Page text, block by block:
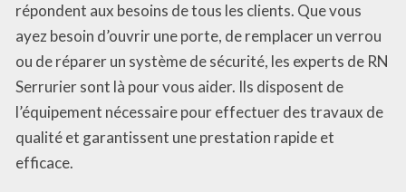
répondent aux besoins de tous les clients. Que vous
ayez besoin d’ouvrir une porte, de remplacer un verrou
ou de réparer un système de sécurité, les experts de RN
Serrurier sont là pour vous aider. Ils disposent de
l’équipement nécessaire pour effectuer des travaux de
qualité et garantissent une prestation rapide et
efficace.